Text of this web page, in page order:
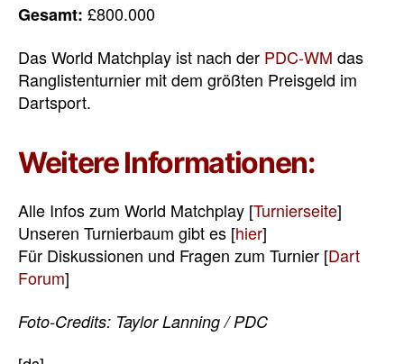
Gesamt: £800.000
Das World Matchplay ist nach der PDC-WM das
Ranglistenturnier mit dem größten Preisgeld im
Dartsport.
Weitere Informationen:
Alle Infos zum World Matchplay [Turnierseite]
Unseren Turnierbaum gibt es [hier]
Für Diskussionen und Fragen zum Turnier [Dart
Forum]
Foto-Credits: Taylor Lanning / PDC